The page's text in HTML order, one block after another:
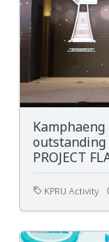
outstanding
PROJECT
KPRU Activity